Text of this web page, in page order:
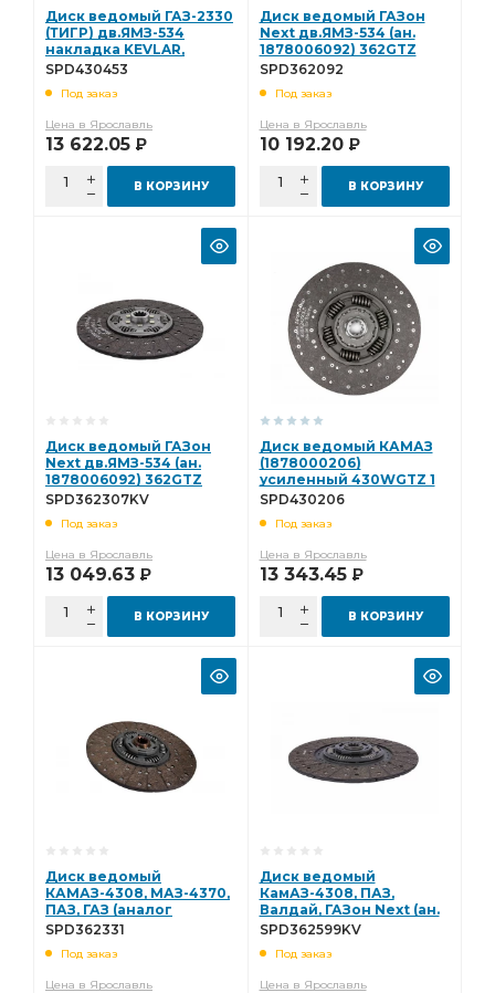
Диск ведомый ГАЗ-2330
(ТИГР) дв.ЯМЗ-534
накладка KEVLAR,
усиленный Starco
SPD430453
Под заказ
Цена в Ярославль
13 622.05 Р
В КОРЗИНУ
Диск ведомый ГАЗон
Next дв.ЯМЗ-534 (ан.
1878006092) 362GTZ
материал Organic
SPD362092
Под заказ
Цена в Ярославль
10 192.20 Р
В КОРЗИНУ
Диск ведомый ГАЗон
Next дв.ЯМЗ-534 (ан.
1878006092) 362GTZ
накладка KEVLAR Starco
SPD362307KV
Под заказ
Цена в Ярославль
13 049.63 Р
В КОРЗИНУ
Диск ведомый КАМАЗ
(1878000206)
усиленный 430WGTZ 1
3/4"-10N Starco
SPD430206
Под заказ
Цена в Ярославль
13 343.45 Р
В КОРЗИНУ
Диск ведомый
КАМАЗ-4308, МАЗ-4370,
ПАЗ, ГАЗ (аналог
1878079331) Starco -
SPD362331
Под заказ
Цена в Ярославль
Диск ведомый
КамАЗ-4308, ПАЗ,
Валдай, ГАЗон Next (ан.
1878002599) усиленный,
SPD362599KV
SPD362599KV
Под заказ
Цена в Ярославль